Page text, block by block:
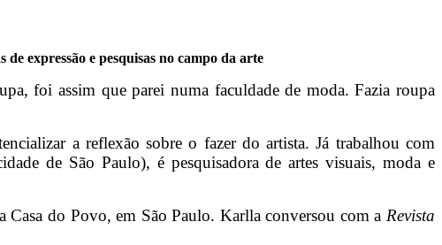
expressão e pesquisas no campo da arte
foi assim que parei numa faculdade de moda. Fazia roupa
a reflexão sobre o fazer do artista. Já trabalhou com
de São Paulo), é pesquisadora de artes visuais, moda e
do Povo, em São Paulo. Karlla conversou com a Revista